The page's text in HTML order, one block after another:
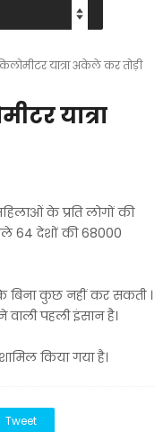
यात्रा अकेले कर तोड़ी
यात्रा
के प्रति लोगों की
64 देशों की 68000
बिना कुछ नहीं कर सकती ।
वाली पहली इंसान है।
किया गया है।
Tweet